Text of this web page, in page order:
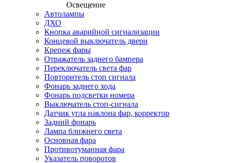
Освещение
Автолампы
ДХО
Кнопка аварийной сигнализации
Концевой выключатель двери
Крепеж фары
Отражатель заднего бампера
Переключатель света фар
Повторитель стоп сигнала
Фонарь заднего хода
Фонарь подсветки номера
Выключатель стоп-сигнала
Датчик угла наклона фар, корректор
Задний фонарь
Лампа ближнего света
Основная фара
Противотуманная фара
Указатель поворотов